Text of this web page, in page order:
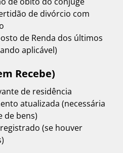
de divórcio com
de Renda dos últimos
aplicável)
Recebe)
de residência
atualizada (necessária
de bens)
(se houver